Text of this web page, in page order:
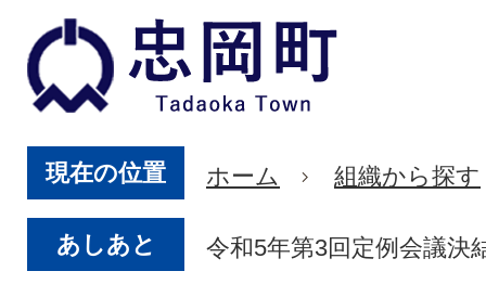
現在の位置 ホーム 組織から探す
あしあと 令和5年第3回定例会議決